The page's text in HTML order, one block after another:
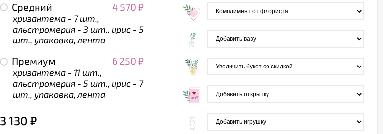
Средний 4 570 ₽
хризантема - 7 шт.,
альстромерия - 3 шт., ирис - 5
шт., упаковка, лента
Премиум 6 250 ₽
хризантема - 11 шт.,
альстромерия - 5 шт., ирис - 7
шт., упаковка, лента
3 130 ₽